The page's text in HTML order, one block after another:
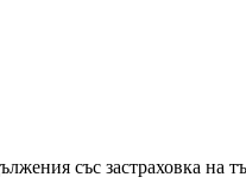
със застраховка на